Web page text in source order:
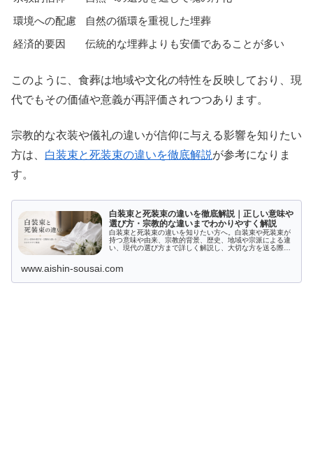
環境への配慮
自然の循環を重視した埋葬
経済的要因
伝統的な埋葬よりも安価であることが多い
このように、食葬は地域や文化の特性を反映しており、現
代でもその価値や意義が再評価されつつあります。
宗教的な衣装や儀礼の違いが信仰に与える影響を知りたい
方は、 白装束と死装束の違いを徹底解説が参考になりま
す。
白装束と死装束の違いを徹底解説｜正しい意味や
選び方・宗教的な違いまでわかりやすく解説
白装束と死装束の違いを知りたい方へ。白装束や死装束が
持つ意味や由来、宗教的背景、歴史、地域や宗派による違
い、現代の選び方まで詳しく解説し、大切な方を送る際の
www.aishin-sousai.com